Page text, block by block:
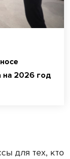
на 2026 год
для тех, кто